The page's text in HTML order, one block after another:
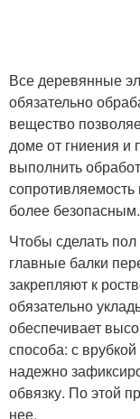
Все деревянные
обязательно
вещество
доме от гниения и
выполнить
сопротивляемость
более безопасным.
Чтобы сделать
главные балки
закрепляют к
обязательно
обеспечивает
способа: с
надежно
обвязку. По этой
нее.